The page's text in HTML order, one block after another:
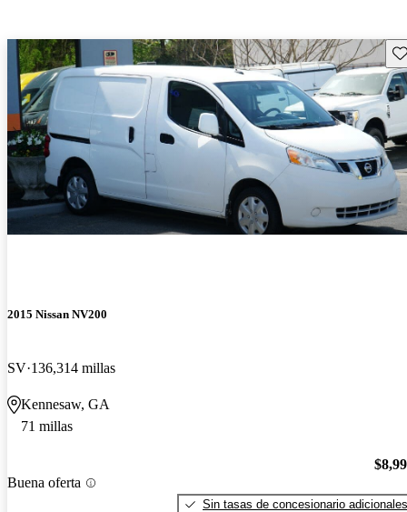
2015 Nissan NV200
SV 136,314 millas
Kennesaw, GA
71 millas
Buena oferta
Sin tasas de concesionario adicionales